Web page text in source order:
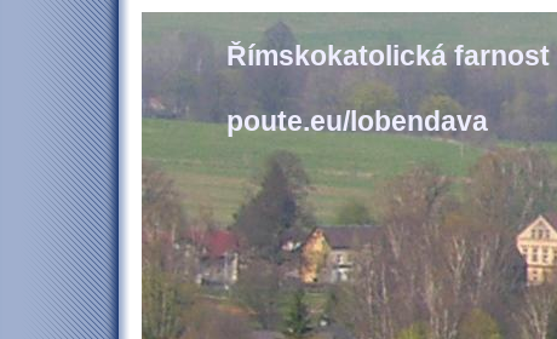
Římskokatolická farnost
poute.eu/lobendava